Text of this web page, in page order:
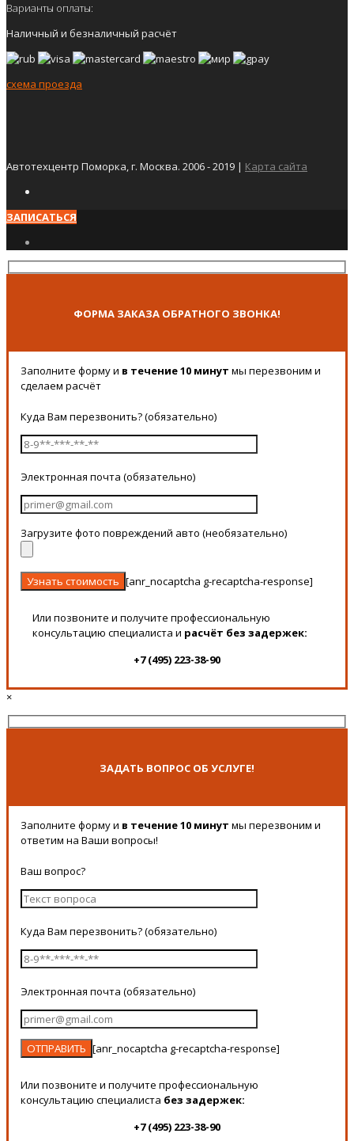
Варианты оплаты:
Наличный и безналичный расчёт
схема проезда
Автотехцентр Поморка, г. Москва. 2006 - 2019 | Карта сайта
ЗАПИСАТЬСЯ
ФОРМА ЗАКАЗА ОБРАТНОГО ЗВОНКА!
Заполните форму и в течение 10 минут мы перезвоним и
сделаем расчёт
Куда Вам перезвонить? (обязательно)
Электронная почта (обязательно)
Загрузите фото повреждений авто (необязательно)
[anr_nocaptcha g-recaptcha-response]
Или позвоните и получите профессиональную
консультацию специалиста и расчёт без задержек:
+7 (495) 223-38-90
×
ЗАДАТЬ ВОПРОС ОБ УСЛУГЕ!
Заполните форму и в течение 10 минут мы перезвоним и
ответим на Ваши вопросы!
Ваш вопрос?
Куда Вам перезвонить? (обязательно)
Электронная почта (обязательно)
[anr_nocaptcha g-recaptcha-response]
Или позвоните и получите профессиональную
консультацию специалиста без задержек:
+7 (495) 223-38-90